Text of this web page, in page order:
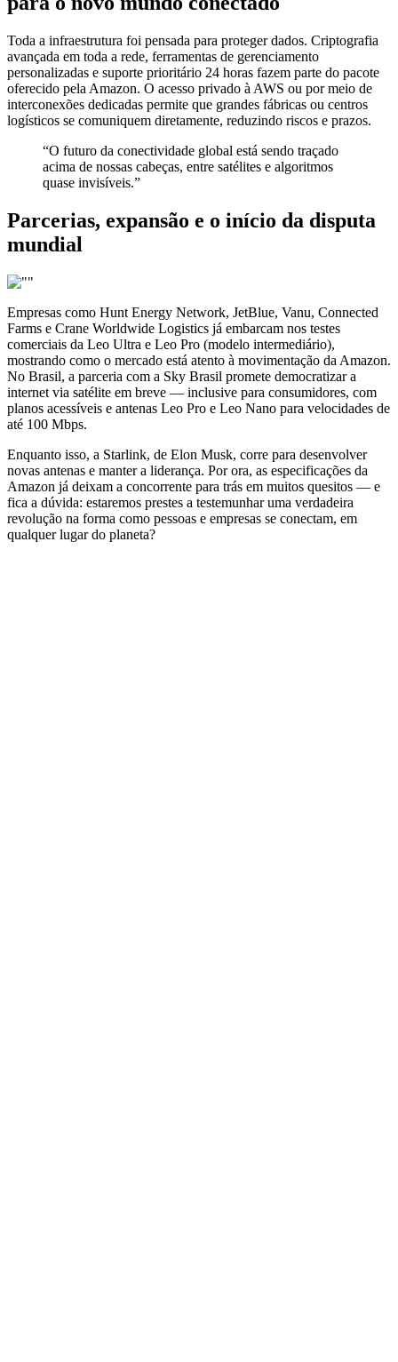
Toda a infraestrutura foi pensada para proteger dados. Criptografia
avançada em toda a rede, ferramentas de gerenciamento
personalizadas e suporte prioritário 24 horas fazem parte do pacote
oferecido pela Amazon. O acesso privado à AWS ou por meio de
interconexões dedicadas permite que grandes fábricas ou centros
logísticos se comuniquem diretamente, reduzindo riscos e prazos.
“O futuro da conectividade global está sendo traçado
acima de nossas cabeças, entre satélites e algoritmos
quase invisíveis.”
Parcerias, expansão e o início da disputa
mundial
Empresas como Hunt Energy Network, JetBlue, Vanu, Connected
Farms e Crane Worldwide Logistics já embarcam nos testes
comerciais da Leo Ultra e Leo Pro (modelo intermediário),
mostrando como o mercado está atento à movimentação da Amazon.
No Brasil, a parceria com a Sky Brasil promete democratizar a
internet via satélite em breve — inclusive para consumidores, com
planos acessíveis e antenas Leo Pro e Leo Nano para velocidades de
até 100 Mbps.
Enquanto isso, a Starlink, de Elon Musk, corre para desenvolver
novas antenas e manter a liderança. Por ora, as especificações da
Amazon já deixam a concorrente para trás em muitos quesitos — e
fica a dúvida: estaremos prestes a testemunhar uma verdadeira
revolução na forma como pessoas e empresas se conectam, em
qualquer lugar do planeta?